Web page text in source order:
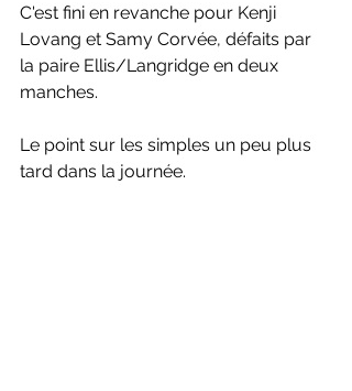
C'est fini en revanche pour Kenji
Lovang et Samy Corvée, défaits par
la paire Ellis/Langridge en deux
manches.
Le point sur les simples un peu plus
tard dans la journée.